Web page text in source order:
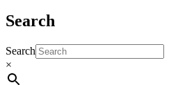
Search
Search
×